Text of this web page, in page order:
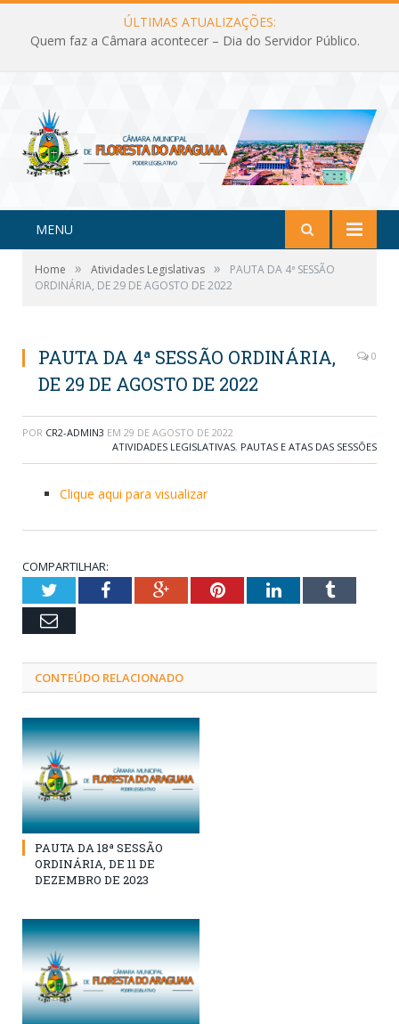
ÚLTIMAS ATUALIZAÇÕES:
Quem faz a Câmara acontecer – Dia do Servidor Público.
MENU
Home » Atividades Legislativas »
PAUTA DA 4ª SESSÃO
ORDINÁRIA, DE 29 DE AGOSTO DE 2022
PAUTA DA 4ª SESSÃO ORDINÁRIA,
DE 29 DE AGOSTO DE 2022
0
POR CR2-ADMIN3 EM 29 DE AGOSTO DE 2022
ATIVIDADES LEGISLATIVAS, PAUTAS E ATAS DAS SESSÕES
Clique aqui para visualizar
COMPARTILHAR:
TwitterFacebookGoogle+PinterestLinkedInTumblr
Email
CONTEÚDO RELACIONADO
PAUTA DA 18ª SESSÃO
ORDINÁRIA, DE 11 DE
DEZEMBRO DE 2023